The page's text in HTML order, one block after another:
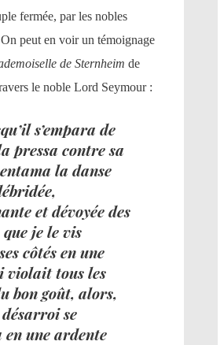
fermée, par les nobles
peut en voir un témoignage
de Sternheim de
le noble Lord Seymour :
s’empara de
pressa contre sa
la danse
et dévoyée des
je le vis
côtés en une
violait tous les
bon goût, alors,
se
une ardente